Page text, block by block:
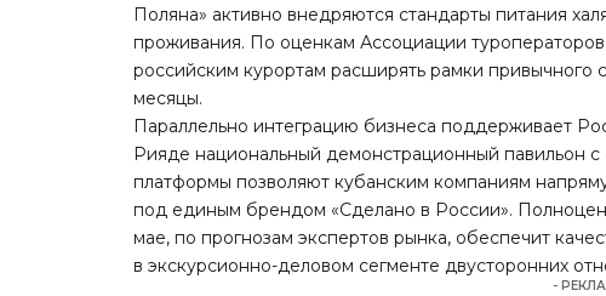
Поляна» активно внедряются стандарты питания
проживания. По оценкам Ассоциации
российским курортам расширять рамки привычного
месяцы.
Параллельно интеграцию бизнеса поддерживает
Рияде национальный демонстрационный павильон
платформы позволяют кубанским компаниям
под единым брендом «Сделано в России».
мае, по прогнозам экспертов рынка, обеспечит
в экскурсионно-деловом сегменте двусторонних
-